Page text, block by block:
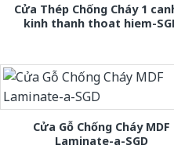
Cửa Thép Chống Cháy 1
kinh thanh thoat hiem-
Cửa Gỗ Chống Cháy MDF
Laminate-a-SGD